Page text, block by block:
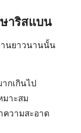
าริสแบน
านยาวนานนั้น
กเกินไป
มาะสม
ความสะอาด